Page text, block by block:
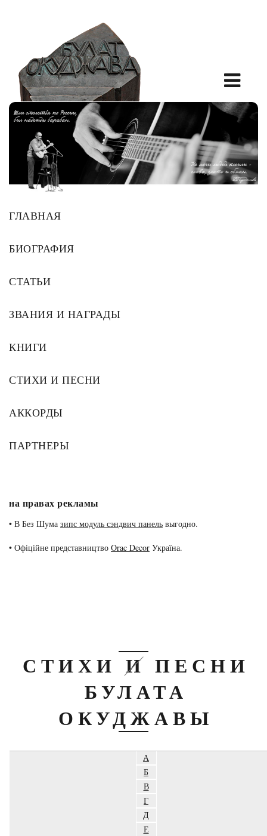
ГЛАВНАЯ
БИОГРАФИЯ
СТАТЬИ
ЗВАНИЯ И НАГРАДЫ
КНИГИ
СТИХИ И ПЕСНИ
АККОРДЫ
ПАРТНЕРЫ
на правах рекламы
• В Без Шума зипс модуль сэндвич панель выгодно.
• Офіційне представництво Orac Decor Україна.
СТИХИ И ПЕСНИ
БУЛАТА
ОКУДЖАВЫ
А
Б
В
Г
Д
Е